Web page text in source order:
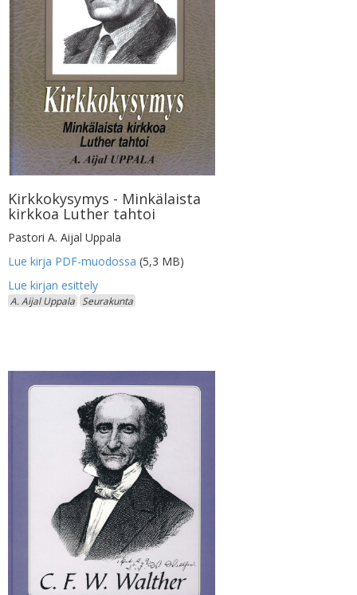
Kirkkokysymys - Minkälaista
kirkkoa Luther tahtoi
Pastori A. Aijal Uppala
Lue kirja PDF-muodossa (5,3 MB)
A. Aijal Uppala Seurakunta